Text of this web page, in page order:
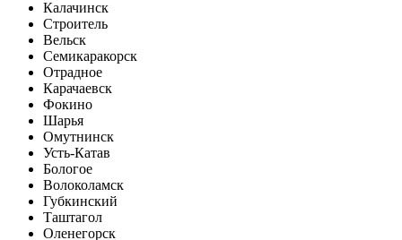
Калачинск
Строитель
Вельск
Семикаракорск
Отрадное
Карачаевск
Фокино
Шарья
Омутнинск
Усть-Катав
Бологое
Волоколамск
Губкинский
Таштагол
Оленегорск